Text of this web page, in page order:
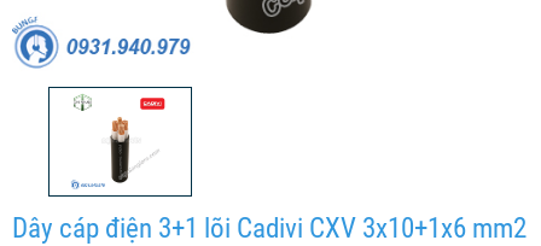
Dây cáp điện 3+1 lõi Cadivi CXV 3x10+1x6 mm2